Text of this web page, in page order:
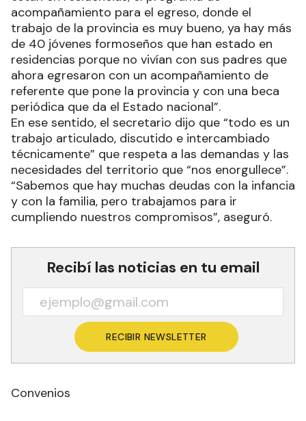
acompañamiento para el egreso, donde el
trabajo de la provincia es muy bueno, ya hay más
de 40 jóvenes formoseños que han estado en
residencias porque no vivían con sus padres que
ahora egresaron con un acompañamiento de
referente que pone la provincia y con una beca
periódica que da el Estado nacional”.
En ese sentido, el secretario dijo que “todo es un
trabajo articulado, discutido e intercambiado
técnicamente” que respeta a las demandas y las
necesidades del territorio que “nos enorgullece”.
“Sabemos que hay muchas deudas con la infancia
y con la familia, pero trabajamos para ir
cumpliendo nuestros compromisos”, aseguró.
Recibí las noticias en tu email
RECIBIR NEWSLETTER
Convenios